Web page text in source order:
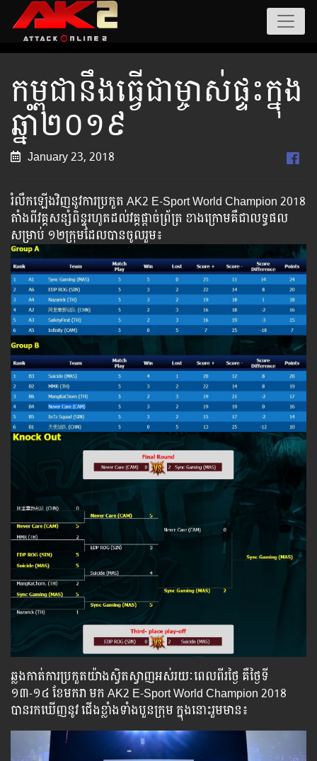
កម្ពុជានឹងធ្វើជាម្ចាស់ផ្ទះក្នុង
ឆ្នាំ២០១៩
January 23, 2018
រំលឹកឡើងវិញនូវការប្រកួត AK2 E-Sport World Champion 2018
តាំងពីវគ្គសន្សំពិន្ទុរហូតដល់វគ្គផ្តាច់ព្រ័ត្រ ខាងក្រោមគឺជាលទ្ធផល
សម្រាប់ ១២ក្រុមដែលបានចូលរួម៖
ឆ្លងកាត់ការប្រកួតយ៉ាងស្វិតស្វាញអស់រយៈពេលពីរថ្ងៃ​ គឺថ្ងៃទី
១៣-១៤ ខែមករា មក AK2 E-Sport World Champion 2018
បានរកឃើញនូវ ជើងខ្លាំងទាំងបួនក្រុម ក្នុងនោះរួមមាន៖